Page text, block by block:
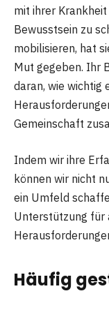
mit ihrer
Bewusstsein zu
mobilisieren, hat
Mut gegeben. Ihr
daran, wie wichtig
Gemeinschaft
Indem wir ihre
können wir nicht
ein Umfeld
Unterstützung für
Häufig